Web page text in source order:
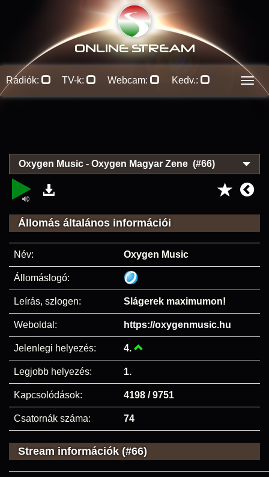
ONLINE STREAM
Rádiók: TV-k: Webcam: Kedv.:
Oxygen Music - Oxygen Magyar Zene (#66)
Állomás általános információi
Név: Oxygen Music
Állomáslogó:
Leírás, szlogen: Slágerek maximumon!
Weboldal: https://oxygenmusic.hu
Jelenlegi helyezés: 4.
Legjobb helyezés: 1.
Kapcsolódások: 4198 / 9751
Csatornák száma: 74
Stream információk (#66)